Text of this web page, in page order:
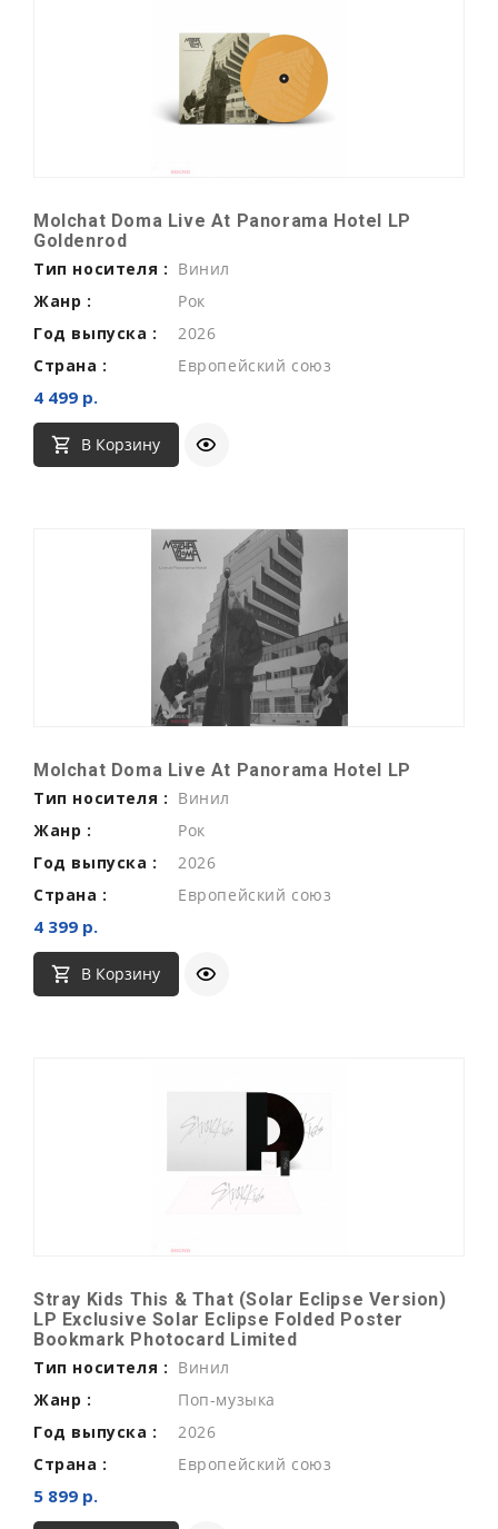
Molchat Doma Live At Panorama Hotel LP
Goldenrod
Тип носителя : Винил
Жанр :
Рок
Год выпуска :
2026
Страна :
Европейский союз
4 499 р.
В Корзину
Molchat Doma Live At Panorama Hotel LP
Тип носителя : Винил
Жанр :
Рок
Год выпуска :
2026
Страна :
Европейский союз
4 399 р.
В Корзину
Stray Kids This & That (Solar Eclipse Version)
LP Exclusive Solar Eclipse Folded Poster
Bookmark Photocard Limited
Тип носителя : Винил
Жанр :
Поп-музыка
Год выпуска :
2026
Страна :
Европейский союз
5 899 р.